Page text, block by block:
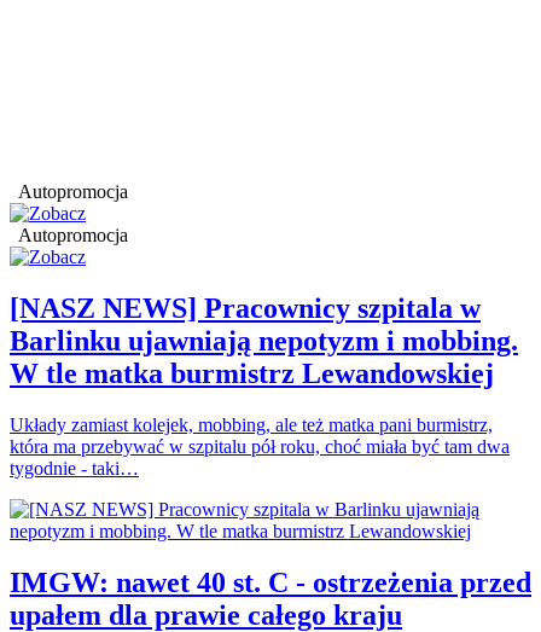
Autopromocja
Autopromocja
[NASZ NEWS] Pracownicy szpitala w
Barlinku ujawniają nepotyzm i mobbing.
W tle matka burmistrz Lewandowskiej
Układy zamiast kolejek, mobbing, ale też matka pani burmistrz,
która ma przebywać w szpitalu pół roku, choć miała być tam dwa
tygodnie - taki…
IMGW: nawet 40 st. C - ostrzeżenia przed
upałem dla prawie całego kraju